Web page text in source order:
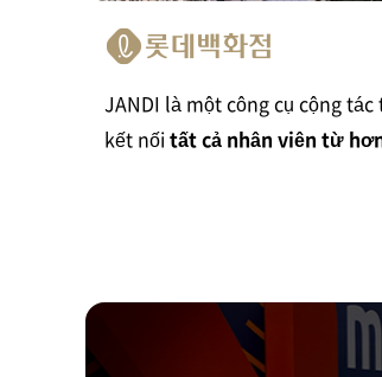
JANDI là một công cụ cộng
kết nốitất cả nhân viên từ